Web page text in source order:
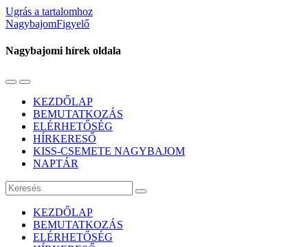
Ugrás a tartalomhoz
NagybajomFigyelő
Nagybajomi hírek oldala
Váltás
mobil
menüre
Használja
keresés
mezőt
KEZDŐLAP
BEMUTATKOZÁS
ELÉRHETŐSÉG
HÍRKERESŐ
KISS-CSEMETE NAGYBAJOM
NAPTÁR
Keresés
KEZDŐLAP
BEMUTATKOZÁS
ELÉRHETŐSÉG